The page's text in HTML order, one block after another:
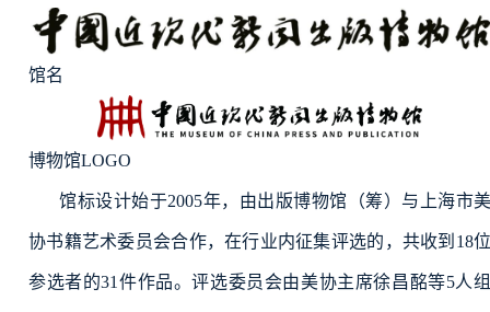
馆名
博物馆LOGO
馆标设计始于2005年，由出版博物馆（筹）与上海市美
协书籍艺术委员会合作，在行业内征集评选的，共收到18位
参选者的31件作品。评选委员会由美协主席徐昌酩等5人组